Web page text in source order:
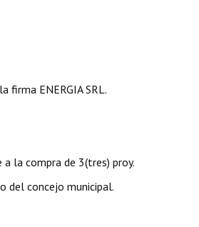
ENERGIA SRL.
la compra de 3(tres) proy.
del concejo municipal.